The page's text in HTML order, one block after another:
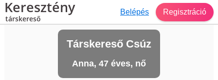
Keresztény
társkereső
Belépés Regisztráció
Társkereső Csúz
Anna, 47 éves, nő